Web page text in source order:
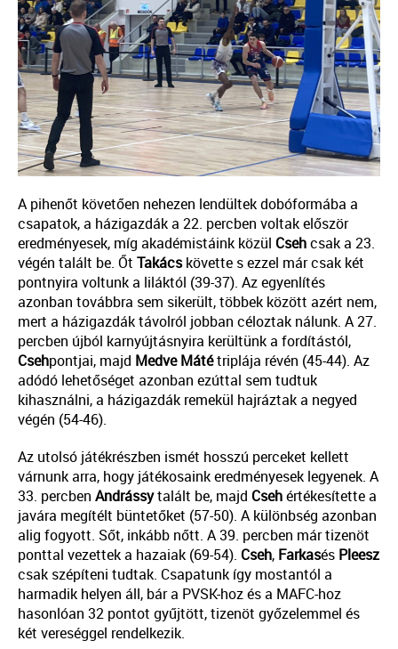
A pihenőt követően nehezen lendültek dobóformába a
csapatok, a házigazdák a 22. percben voltak először
eredményesek, míg akadémistáink közül Csehcsak a 23.
végén talált be. Őt Takácskövette s ezzel már csak két
pontnyira voltunk a liláktól (39-37). Az egyenlítés
azonban továbbra sem sikerült, többek között azért nem,
mert a házigazdák távolról jobban céloztak nálunk. A 27.
percben újból karnyújtásnyira kerültünk a fordítástól,
Csehpontjai, majd Medve Mátétriplája révén (45-44). Az
adódó lehetőséget azonban ezúttal sem tudtuk
kihasználni, a házigazdák remekül hajráztak a negyed
végén (54-46).
Az utolsó játékrészben ismét hosszú perceket kellett
várnunk arra, hogy játékosaink eredményesek legyenek. A
33. percben Andrássytalált be, majd Csehértékesítette a
javára megítélt büntetőket (57-50). A különbség azonban
alig fogyott. Sőt, inkább nőtt. A 39. percben már tizenöt
ponttal vezettek a hazaiak (69-54). Cseh, Farkasés Pleesz
csak szépíteni tudtak. Csapatunk így mostantól a
harmadik helyen áll, bár a PVSK-hoz és a MAFC-hoz
hasonlóan 32 pontot gyűjtött, tizenöt győzelemmel és
két vereséggel rendelkezik.